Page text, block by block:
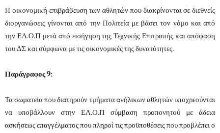
Η οικονομική επιβράβευση των αθλητών που διακρίνονται σε διεθνείς
διοργανώσεις γίνονται από την Πολιτεία με βάσει τον νόμο και από
την ΕΛ.Ο.Π μετά από εισήγηση της Τεχνικής Επιτροπής και απόφαση
του ΔΣ και σύμφωνα με τις οικονομικές της δυνατότητες.
Παράγραφος 9:
Τα σωματεία που διατηρούν τμήματα ανήλικων αθλητών υποχρεούνται
να υποβάλλουν στην ΕΛ.Ο.Π σύμβαση προπονητού με άδεια
ασκήσεως επαγγέλματος που πληροί τις προϋποθέσεις που προβλέπει ο